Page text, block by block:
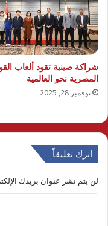
شراكة صينية تقود ألعاب
المصرية نحو العالمية
نوفمبر 28, 2025
اترك تعليقاً
لن يتم نشر عنوان بريدك